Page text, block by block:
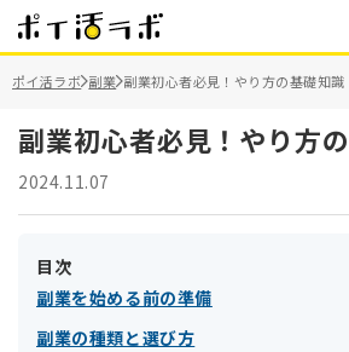
ポイ活ラボ 副業 副業初心者必見！やり方の基礎知識
副業初心者必見！やり方
2024.11.07
目次
副業を始める前の準備
副業の種類と選び方